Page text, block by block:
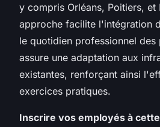
y compris Orléans, Poitiers, et
approche facilite l'intégration
le quotidien professionnel des
assure une adaptation aux
existantes, renforçant ainsi
exercices pratiques.
Inscrire vos employés à